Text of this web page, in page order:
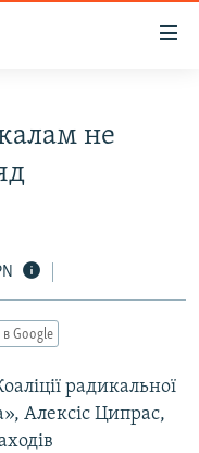
не
Google
радикальної
Алексіс Ципрас,